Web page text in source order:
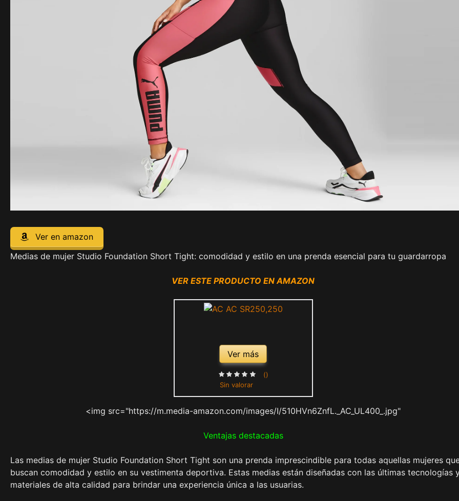
Ver en amazon
Medias de mujer Studio Foundation Short Tight: comodidad y estilo en una prenda esencial para tu guardarropa
VER ESTE PRODUCTO EN AMAZON
Ver más
Sin valorar
()
<img src="https://m.media-amazon.com/images/I/510HVn6ZnfL._AC_UL400_.jpg"
Ventajas destacadas
Las medias de mujer Studio Foundation Short Tight son una prenda imprescindible para todas aquellas mujeres
buscan comodidad y estilo en su vestimenta deportiva. Estas medias están diseñadas con las últimas tecnologías
materiales de alta calidad para brindar una experiencia única a las usuarias.